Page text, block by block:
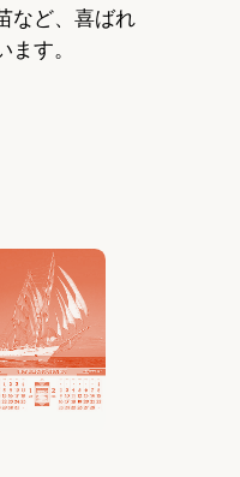
など、喜ばれ
す。